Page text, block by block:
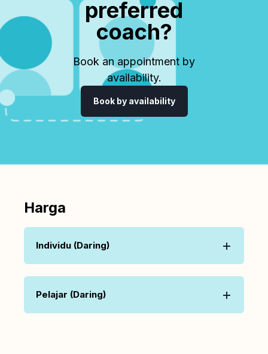
preferred
coach?
Book an appointment by
availability.
Book by availability
Harga
Individu (Daring)
Pelajar (Daring)